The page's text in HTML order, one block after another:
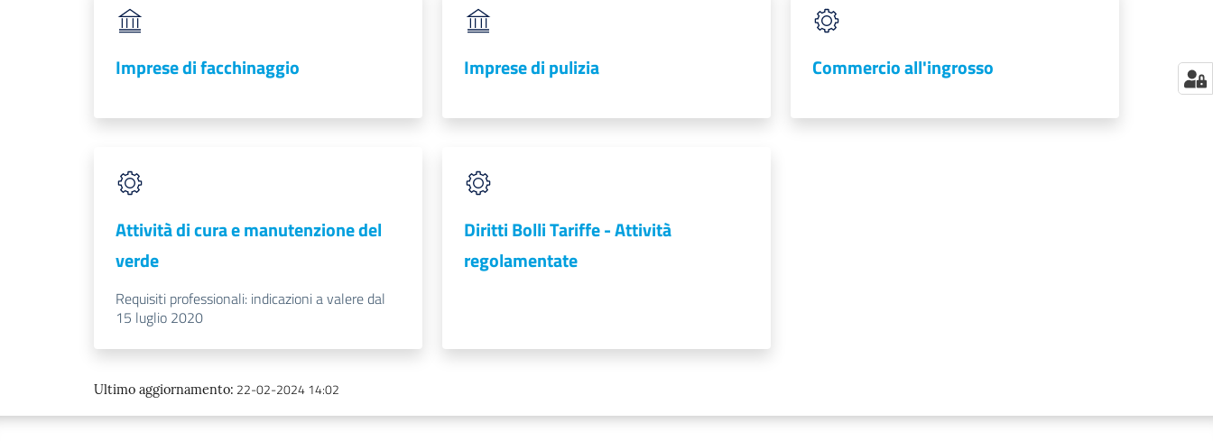
Imprese di facchinaggio Imprese di pulizia Commercio all'ingrosso
Attività di cura e manutenzione del
verde
Requisiti professionali: indicazioni a valere dal
15 luglio 2020
Diritti Bolli Tariffe - Attività
regolamentate
Ultimo aggiornamento: 22-02-2024 14:02